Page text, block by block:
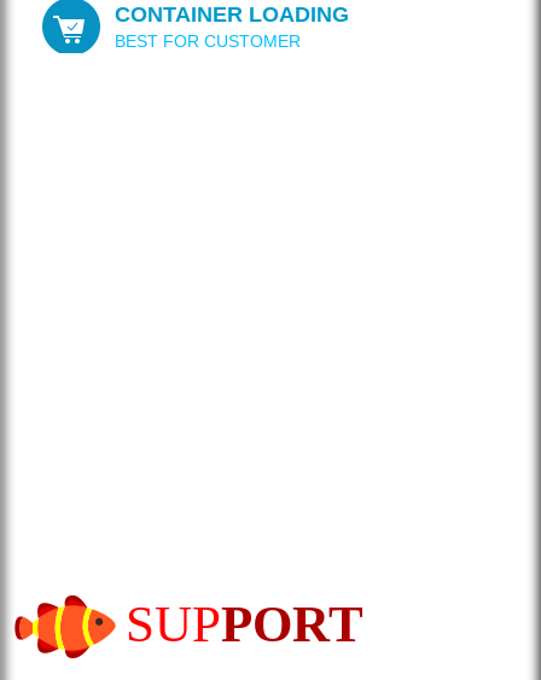
CONTAINER LOADING
BEST FOR CUSTOMER
SUPPORT